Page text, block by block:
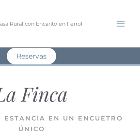
Rural con Encanto en Ferrol
Reservas
Finca
ESTANCIA EN UN ENCUETRO
ÚNICO